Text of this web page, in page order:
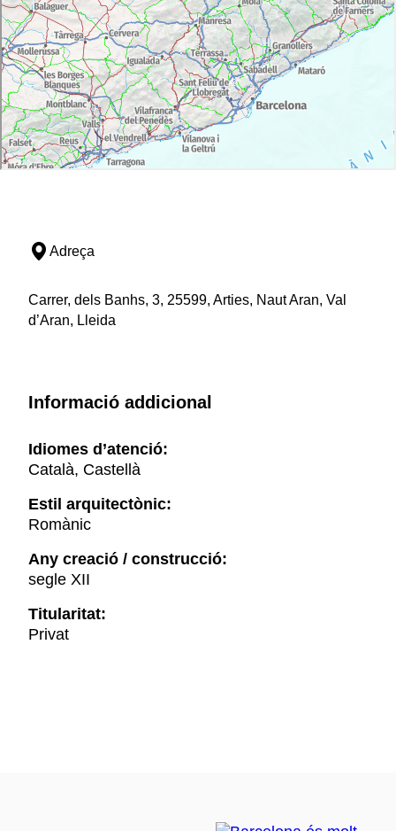
Adreça
Carrer, dels Banhs, 3, 25599, Arties, Naut Aran, Val
d’Aran, Lleida
Informació addicional
Idiomes d’atenció:
Català, Castellà
Estil arquitectònic:
Romànic
Any creació / construcció:
segle XII
Titularitat:
Privat